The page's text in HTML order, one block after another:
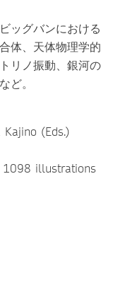
ッグバンにおける
体、天体物理学的
リノ振動、銀河の
ど。
(Eds.)
illustrations